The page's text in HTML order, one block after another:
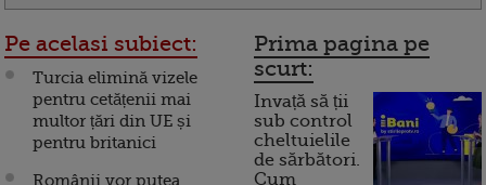
Pe acelasi subiect:
Turcia elimină vizele
pentru cetățenii mai
multor țări din UE și
pentru britanici
Românii vor putea
Prima pagina pe
scurt:
Invață să ții
sub control
cheltuielile
de sărbători.
Cum